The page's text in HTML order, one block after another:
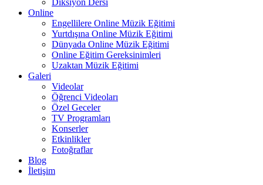
Diksiyon Dersi
Online
Engellilere Online Müzik Eğitimi
Yurtdışına Online Müzik Eğitimi
Dünyada Online Müzik Eğitimi
Online Eğitim Gereksinimleri
Uzaktan Müzik Eğitimi
Galeri
Videolar
Öğrenci Videoları
Özel Geceler
TV Programları
Konserler
Etkinlikler
Fotoğraflar
Blog
İletişim